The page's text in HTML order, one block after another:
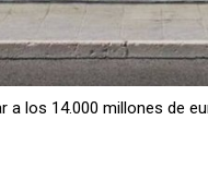
a los 14.000 millones de